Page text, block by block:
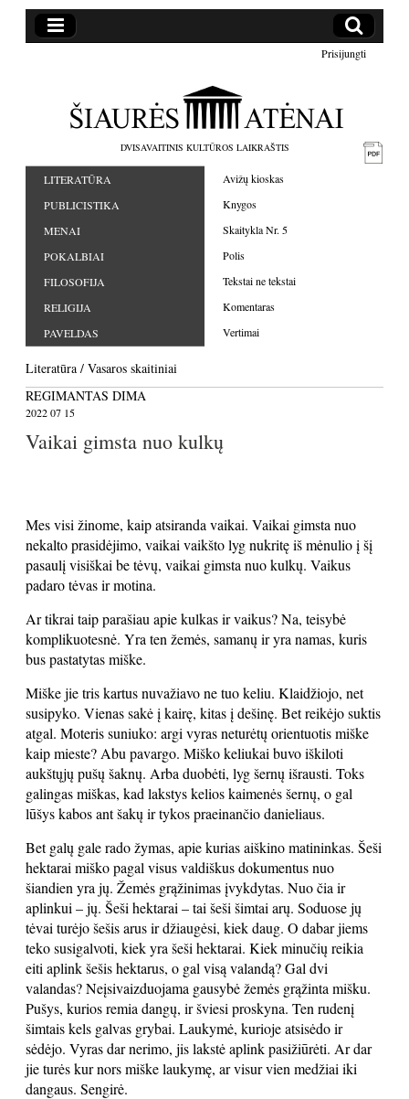
Prisijungti
DVISAVAITINIS KULTŪROS LAIKRAŠTIS
LITERATŪRA
PUBLICISTIKA
MENAI
POKALBIAI
FILOSOFIJA
RELIGIJA
PAVELDAS
Avižų kioskas
Knygos
Skaitykla Nr. 5
Polis
Tekstai ne tekstai
Komentaras
Vertimai
Literatūra / Vasaros skaitiniai
REGIMANTAS DIMA
2022 07 15
Vaikai gimsta nuo kulkų
Mes visi žinome, kaip atsiranda vaikai. Vaikai gimsta nuo
nekalto prasidėjimo, vaikai vaikšto lyg nukritę iš mėnulio į šį
pasaulį visiškai be tėvų, vaikai gimsta nuo kulkų. Vaikus
padaro tėvas ir motina.
Ar tikrai taip parašiau apie kulkas ir vaikus? Na, teisybė
komplikuotesnė. Yra ten žemės, samanų ir yra namas, kuris
bus pastatytas miške.
Miške jie tris kartus nuvažiavo ne tuo keliu. Klaidžiojo, net
susipyko. Vienas sakė į kairę, kitas į dešinę. Bet reikėjo suktis
atgal. Moteris suniuko: argi vyras neturėtų orientuotis miške
kaip mieste? Abu pavargo. Miško keliukai buvo iškiloti
aukštųjų pušų šaknų. Arba duobėti, lyg šernų išrausti. Toks
galingas miškas, kad lakstys kelios kaimenės šernų, o gal
lūšys kabos ant šakų ir tykos praeinančio danieliaus.
Bet galų gale rado žymas, apie kurias aiškino matininkas. Šeši
hektarai miško pagal visus valdiškus dokumentus nuo
šiandien yra jų. Žemės grąžinimas įvykdytas. Nuo čia ir
aplinkui – jų. Šeši hektarai – tai šeši šimtai arų. Soduose jų
tėvai turėjo šešis arus ir džiaugėsi, kiek daug. O dabar jiems
teko susigalvoti, kiek yra šeši hektarai. Kiek minučių reikia
eiti aplink šešis hektarus, o gal visą valandą? Gal dvi
valandas? Neįsivaizduojama gausybė žemės grąžinta mišku.
Pušys, kurios remia dangų, ir šviesi proskyna. Ten rudenį
šimtais kels galvas grybai. Laukymė, kurioje atsisėdo ir
sėdėjo. Vyras dar nerimo, jis lakstė aplink pasižiūrėti. Ar dar
jie turės kur nors miške laukymę, ar visur vien medžiai iki
dangaus. Sengirė.